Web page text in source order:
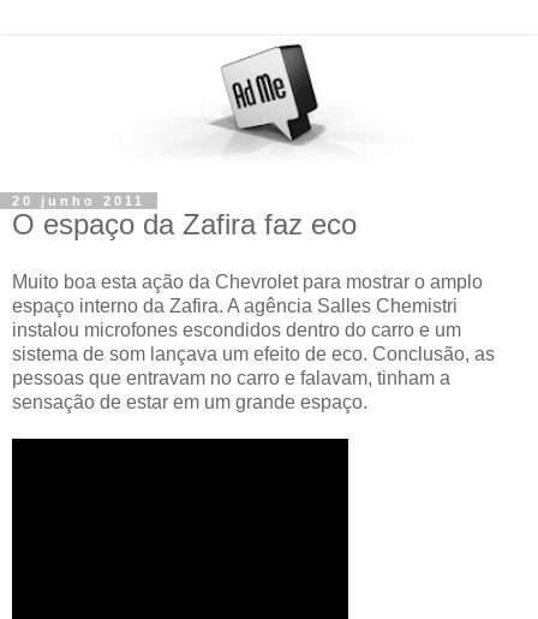
20 junho 2011
O espaço da Zafira faz eco
Muito boa esta ação da Chevrolet para mostrar o amplo
espaço interno da Zafira. A agência Salles Chemistri
instalou microfones escondidos dentro do carro e um
sistema de som lançava um efeito de eco. Conclusão, as
pessoas que entravam no carro e falavam, tinham a
sensação de estar em um grande espaço.